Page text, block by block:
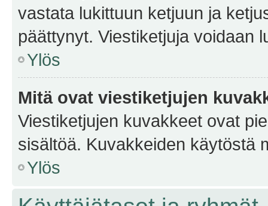
vastata lukittuun ketjuun ja
päättynyt. Viestiketjuja voidaan
Ylös
Mitä ovat viestiketjujen
Viestiketjujen kuvakkeet ovat
sisältöä. Kuvakkeiden käytöstä
Ylös